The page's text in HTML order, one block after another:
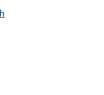
| W-